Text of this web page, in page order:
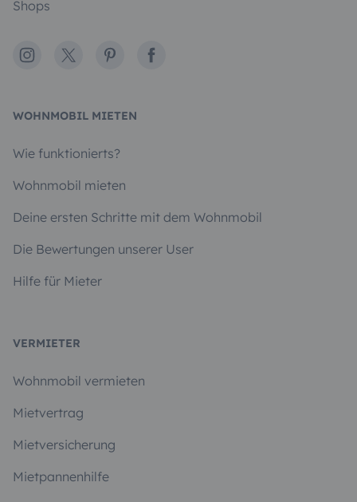
Shops
Instagram
X PinterestFacebook
WOHNMOBIL MIETEN
Wie funktionierts?
Wohnmobil mieten
Deine ersten Schritte mit dem Wohnmobil
Die Bewertungen unserer User
Hilfe für Mieter
VERMIETER
Wohnmobil vermieten
Mietvertrag
Mietversicherung
Mietpannenhilfe